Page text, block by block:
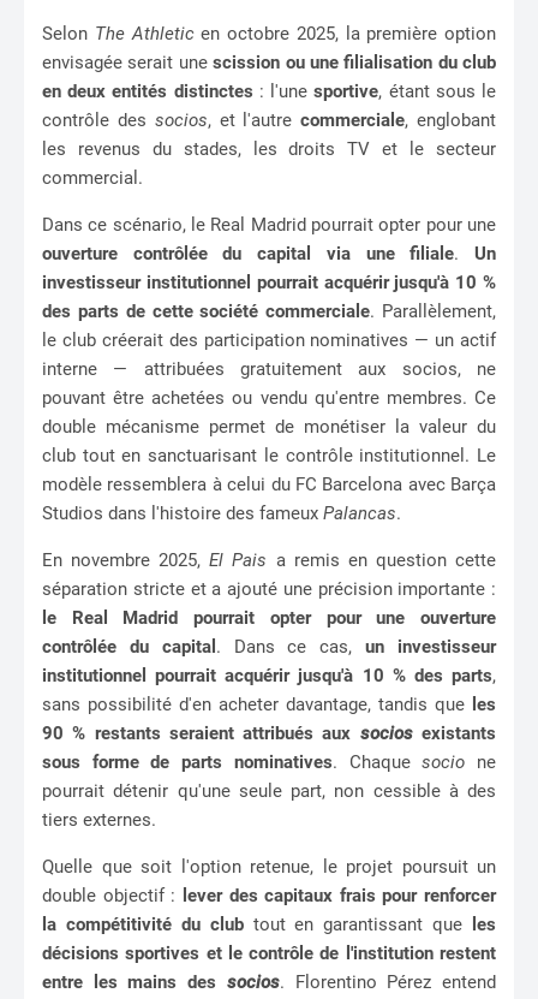
Selon The Athleticen octobre 2025, la première option
envisagée serait unescission ou une filialisation du club
en deux entités distinctes : l'unesportive, étant sous le
contrôle des socios, et l'autrecommerciale, englobant
les revenus du stades, les droits TV et le secteur
commercial.
Dans ce scénario, le Real Madrid pourrait opter pour une
ouverture contrôlée du capital via une filiale.Un
investisseur institutionnel pourrait acquérir jusqu'à 10 %
des parts de cette société commerciale. Parallèlement,
le club créerait des participation nominatives — un actif
interne — attribuées gratuitement aux socios, ne
pouvant être achetées ou vendu qu'entre membres. Ce
double mécanisme permet de monétiser la valeur du
club tout en sanctuarisant le contrôle institutionnel. Le
modèle ressemblera à celui du FC Barcelona avec Barça
Studios dans l'histoire des fameux Palancas.
En novembre 2025,El Pais a remis en question cette
séparation stricte et a ajouté une précision importante :
le Real Madrid pourrait opter pour une ouverture
contrôlée du capital . Dans ce cas,un investisseur
institutionnel pourrait acquérir jusqu'à 10 % des parts,
sans possibilité d'en acheter davantage, tandis que les
90 % restants seraient attribués aux sociosexistants
sous forme de parts nominatives. Chaquesocio ne
pourrait détenir qu'une seule part, non cessible à des
tiers externes.
Quelle que soit l'option retenue, le projet poursuit un
double objectif :
lever des capitaux frais pour renforcer
la compétitivité du clubtout en garantissant que
les
décisions sportives et le contrôle de l'institution restent
entre les mains des socios. Florentino Pérez entend